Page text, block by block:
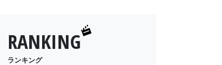
RANKING
ランキング